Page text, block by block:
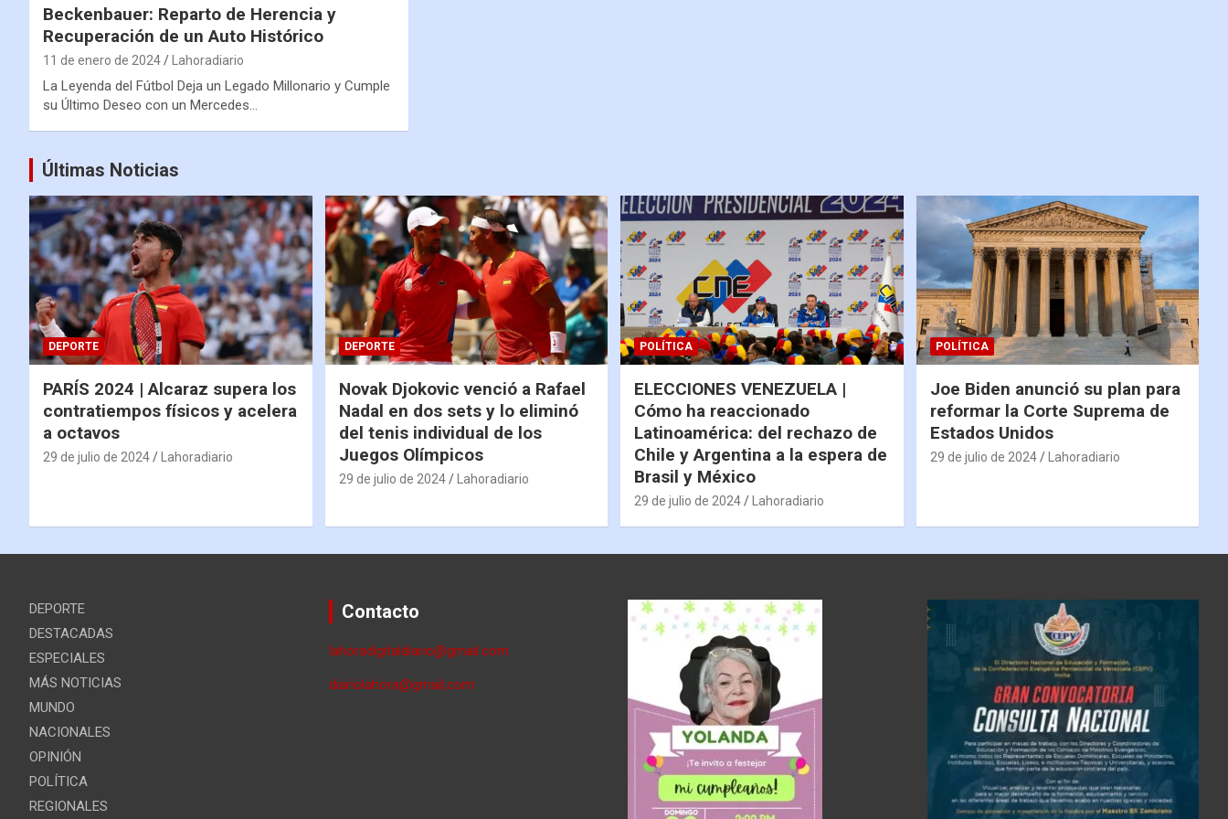
Beckenbauer: Reparto de Herencia y
Recuperación de un Auto Histórico
11 de enero de 2024 Lahoradiario
La Leyenda del Fútbol Deja un Legado Millonario y Cumple
su Último Deseo con un Mercedes…
Últimas Noticias
DEPORTE
PARÍS 2024 | Alcaraz supera los
contratiempos físicos y acelera
a octavos
29 de julio de 2024 Lahoradiario
DEPORTE
Novak Djokovic venció a Rafael
Nadal en dos sets y lo eliminó
del tenis individual de los
Juegos Olímpicos
29 de julio de 2024 Lahoradiario
POLÍTICA
ELECCIONES VENEZUELA |
Cómo ha reaccionado
Latinoamérica: del rechazo de
Chile y Argentina a la espera de
Brasil y México
29 de julio de 2024 Lahoradiario
POLÍTICA
Joe Biden anunció su plan para
reformar la Corte Suprema de
Estados Unidos
29 de julio de 2024 Lahoradiario
DEPORTE
DESTACADAS
ESPECIALES
MÁS NOTICIAS
MUNDO
NACIONALES
OPINIÓN
POLÍTICA
REGIONALES
Contacto
lahoradigitaldiario@gmail.com
diariolahora@gmail,com